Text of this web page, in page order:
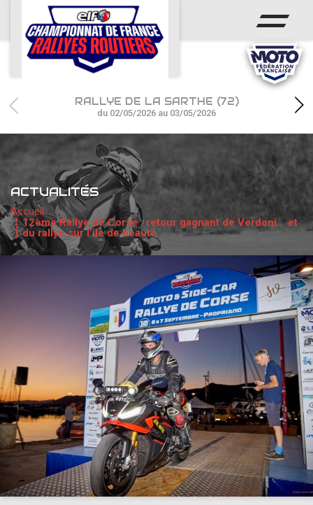
ACCUEIL
ACTUS
CALENDRIER
CHAMPIONNAT
RÉSULTATS
PHOTOS / WEB TV
PARTENAIRES
RALLYE DE LA SARTHE (72)
du 02/05/2026 au 03/05/2026
ACTUALITÉS
Accueil
12ème Rallye de Corse : retour gagnant de Verdoni… et
du rallye sur l’île de beauté